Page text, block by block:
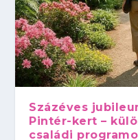
Százéves
Pintér-kert –
családi